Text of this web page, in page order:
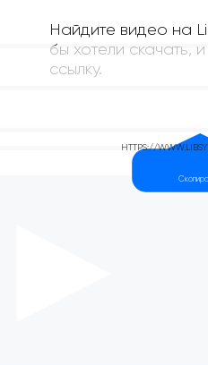
Найдите видео на
бы хотели скачать,
ссылку.